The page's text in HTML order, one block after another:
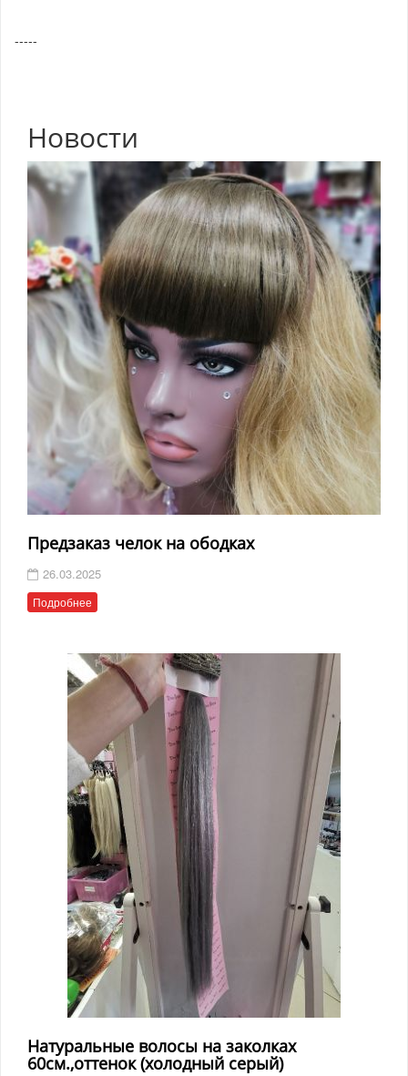
-----
Новости
Предзаказ челок на ободках
26.03.2025
Подробнее
Натуральные волосы на заколках
60см.,оттенок (холодный серый)